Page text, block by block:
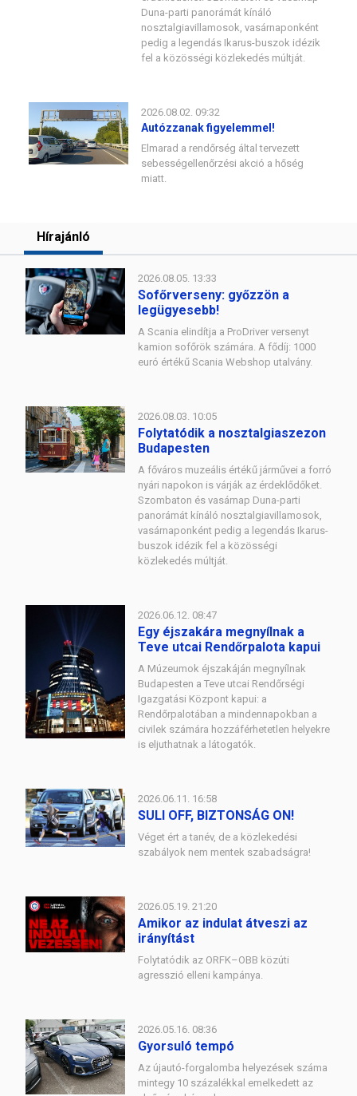
Duna-parti panorámát kínáló
nosztalgiavillamosok, vasárnaponként
pedig a legendás Ikarus-buszok idézik
fel a közösségi közlekedés múltját.
2026.08.02. 09:32
Autózzanak figyelemmel!
Elmarad a rendőrség által tervezett
sebességellenőrzési akció a hőség
miatt.
Hírajánló
2026.08.05. 13:33
Sofőrverseny: győzzön a
legügyesebb!
A Scania elindítja a ProDriver versenyt
kamion sofőrök számára. A fődíj: 1000
euró értékű Scania Webshop utalvány.
2026.08.03. 10:05
Folytatódik a nosztalgiaszezon
Budapesten
A főváros muzeális értékű járművei a forró
nyári napokon is várják az érdeklődőket.
Szombaton és vasárnap Duna-parti
panorámát kínáló nosztalgiavillamosok,
vasárnaponként pedig a legendás Ikarus-
buszok idézik fel a közösségi
közlekedés múltját.
2026.06.12. 08:47
Egy éjszakára megnyílnak a
Teve utcai Rendőrpalota kapui
A Múzeumok éjszakáján megnyílnak
Budapesten a Teve utcai Rendőrségi
Igazgatási Központ kapui: a
Rendőrpalotában a mindennapokban a
civilek számára hozzáférhetetlen helyekre
is eljuthatnak a látogatók.
2026.06.11. 16:58
SULI OFF, BIZTONSÁG ON!
Véget ért a tanév, de a közlekedési
szabályok nem mentek szabadságra!
2026.05.19. 21:20
Amikor az indulat átveszi az
irányítást
Folytatódik az ORFK–OBB közúti
agresszió elleni kampánya.
2026.05.16. 08:36
Gyorsuló tempó
Az újautó-forgalomba helyezések száma
mintegy 10 százalékkal emelkedett az